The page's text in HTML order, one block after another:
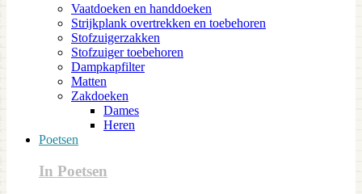
Vaatdoeken en handdoeken
Strijkplank overtrekken en toebehoren
Stofzuigerzakken
Stofzuiger toebehoren
Dampkapfilter
Matten
Zakdoeken
Dames
Heren
Poetsen
In Poetsen